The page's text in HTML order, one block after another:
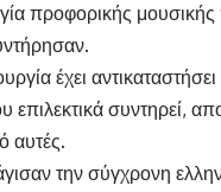
προφορικής
έχει
επιλεκτικά συντηρεί,
αυτές.
την σύγχρονη